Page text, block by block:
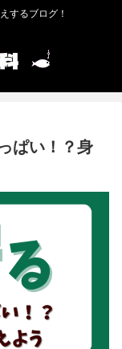
するブログ！
ぱい！？身